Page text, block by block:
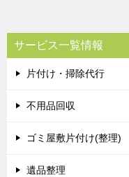
ビ
ゲ
ー
シ
サービス一覧情報
片付け・掃除代行
不用品回収
ゴミ屋敷片付け(整理)
遺品整理